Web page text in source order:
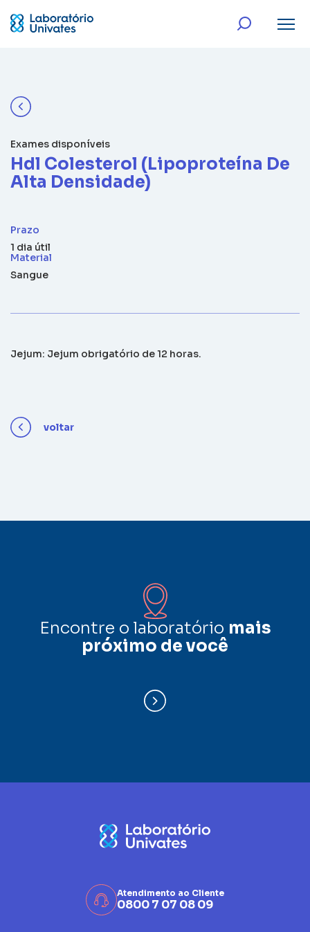
Exames disponíveis
Hdl Colesterol (Lipoproteína De
Alta Densidade)
Prazo
1 dia útil
Material
Sangue
Jejum: Jejum obrigatório de 12 horas.
voltar
Encontre o laboratório mais
próximo de você
Atendimento ao Cliente
0800 7 07 08 09